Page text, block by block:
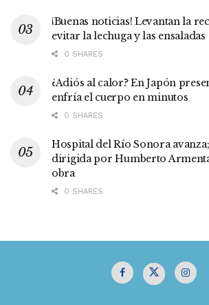
¡Buenas noticias! Levantan la
evitar la lechuga y las ensaladas
0 SHARES
¿Adiós al calor? En Japón
enfría el cuerpo en minutos
0 SHARES
Hospital del Río Sonora
dirigida por Humberto
obra
0 SHARES